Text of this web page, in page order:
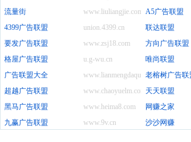
www.liuliangjie.com
流量街
A5广告联盟
union.4399.cn
4399广告联盟
联达联盟
www.zsj18.com
要发广告联盟
方向广告联盟
u.g-wu.cn
格屋广告联盟
唯尚联盟
www.lianmengdaquan.com
广告联盟大全
老榕树广告联
www.chaoyuelm.com
超越广告联盟
天天联盟
www.heima8.com
黑马广告联盟
网赚之家
www.9v.cn
九赢广告联盟 沙沙网赚